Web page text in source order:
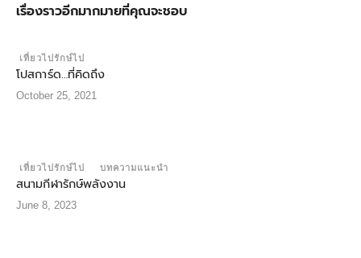
เรื่องราวอีกมากมายที่คุณจะชอบ
เที่ยวไปรักษ์ไป
โปสการ์ด…ที่คิดถึง
October 25, 2021
เที่ยวไปรักษ์ไป บทความแนะนำ
สนามกีฬารักษ์พลังงาน
June 8, 2023